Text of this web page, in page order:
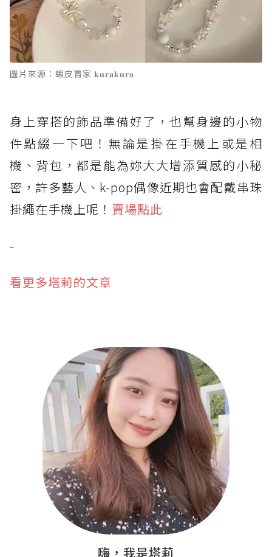
圖片來源：蝦皮賣家 𝐤𝐮𝐫𝐚𝐤𝐮𝐫𝐚
身上穿搭的飾品準備好了，也幫身邊的小物
件點綴一下吧！無論是掛在手機上或是相
機、背包，都是能為妳大大增添質感的小秘
密，許多藝人、k-pop偶像近期也會配戴串珠
掛繩在手機上呢！ 賣場點此
-
看更多塔莉的文章
嗨，我是塔莉